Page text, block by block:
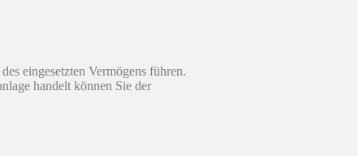
eingesetzten Vermögens führen.
handelt können Sie der